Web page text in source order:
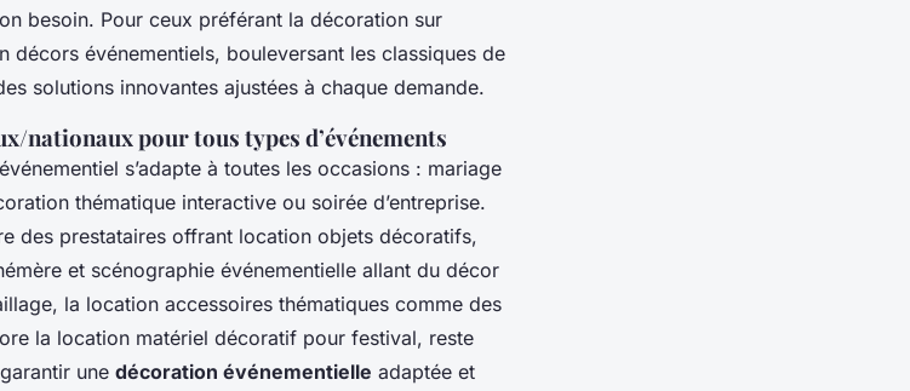
besoin. Pour ceux préférant la décoration sur
décors événementiels, bouleversant les classiques de
solutions innovantes ajustées à chaque demande.
nationaux pour tous types d’événements
s’adapte à toutes les occasions : mariage
thématique interactive ou soirée d’entreprise.
des prestataires offrant location objets décoratifs,
et scénographie événementielle allant du décor
la location accessoires thématiques comme des
la location matériel décoratif pour festival, reste
une décoration événementielle adaptée et